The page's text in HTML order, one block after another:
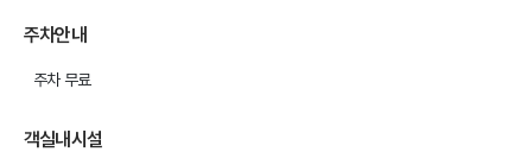
주차안내
주차 무료
객실내시설